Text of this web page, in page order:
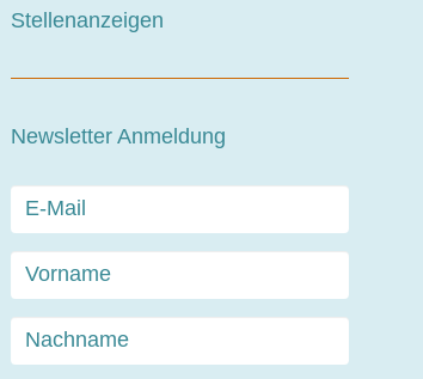
Stellenanzeigen
Newsletter Anmeldung